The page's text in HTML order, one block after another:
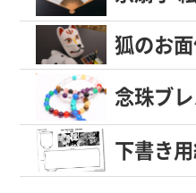
狐のお
念珠ブ
下書き